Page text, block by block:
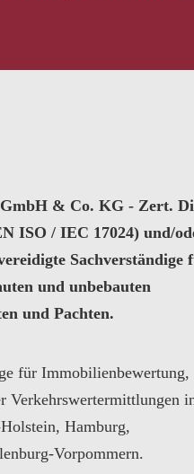
& Co. KG - Zert.
ISO / IEC 17024) und/
Sachverständige
und unbebauten
und Pachten.
für Immobilienbewertung,
Verkehrswertermittlungen
Hamburg,
Vorpommern.